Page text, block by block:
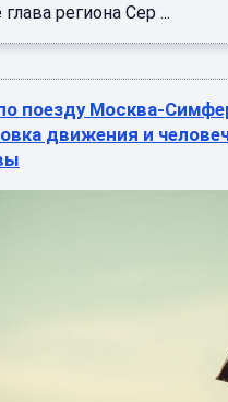
глава региона Сер ...
поезду Москва-
движения и